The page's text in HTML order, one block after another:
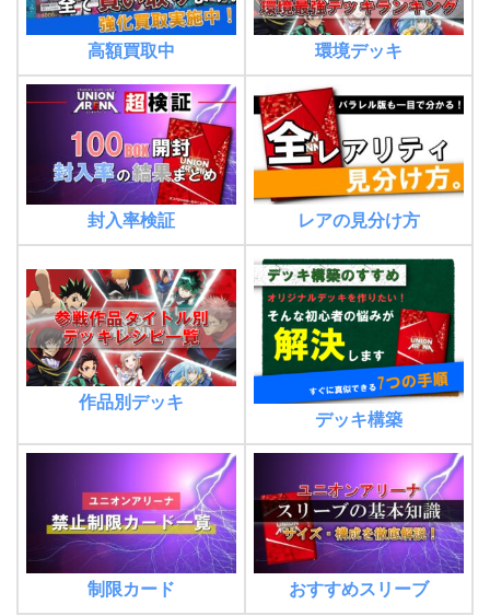
高額買取中 環境デッキ
封入率検証 レアの見分け方
作品別デッキ
デッキ構築
制限カード おすすめスリーブ